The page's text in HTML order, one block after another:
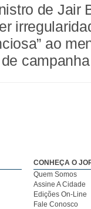
de Jair
ao
CONHEÇA O
Quem Somos
Assine A Cidade
Edições On-Line
Fale Conosco